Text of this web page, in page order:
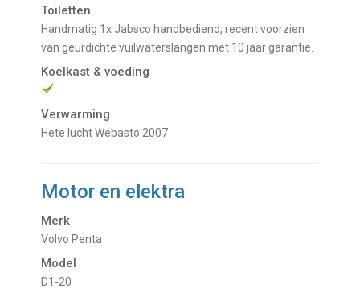
Toiletten
Handmatig 1x Jabsco handbediend, recent voorzien
van geurdichte vuilwaterslangen met 10 jaar garantie.
Koelkast & voeding
Verwarming
Hete lucht Webasto 2007
Motor en elektra
Merk
Volvo Penta
Model
D1-20